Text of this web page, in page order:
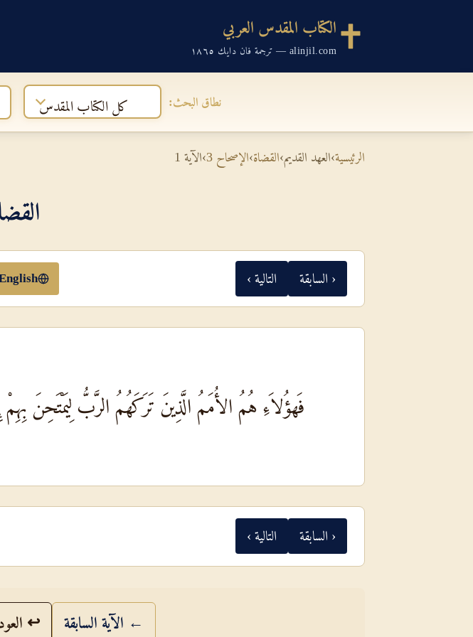
الكتاب المقدس العربي
alinjil.com — ترجمة فان دايك ١٨٦٥
نطاق البحث: كل الكتاب المقدس
الرئيسية›العهد القديم›القضاة›الإصحاح 3 ›الآية 1
القضاة
‹ السابقة التالية ›
فَهؤُلاَءِ هُمُ الأُمَمُ الَّذِينَ تَرَكَهُمُ الرَّبُّ لِيَمْتَحِنَ
‹ السابقة التالية ›
← الآية السابقة ↩